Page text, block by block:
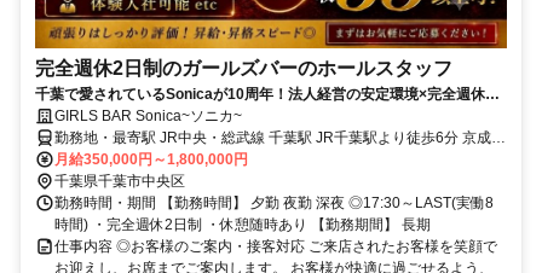
完全週休2日制のガールズバーのホールスタッフ
千葉で愛されているSonicaが10周年！法人経営の安定環境×完全週休2
日制で仕事ができるホールスタッフ！
GIRLS BAR Sonica~ソニカ~
勤務地・最寄駅 JR中央・総武線 千葉駅 JR千葉駅より徒歩6分 京成千
葉線 千葉中央駅 京成千葉中央駅より徒歩3分 JR中央・総武線 津田沼
駅 電車で10分 千葉市エリアを中心に各沿線より通ってきているスタ
ッフが多数 現在いるスタッフは千葉市、幕張、稲毛、津田沼、船橋
蘇我、市原、姉ヶ崎、都賀、四街道、成田など様々。
月給350,000円～1,800,000円
千葉県千葉市中央区
勤務時間・期間 【勤務時間】 夕勤 夜勤 深夜 ◎17:30～LAST(実働8
時間) ・完全週休2日制 ・休憩随時あり 【勤務期間】 長期
仕事内容 ◎お客様のご案内・接客対応 ご来店されたお客様を笑顔で
お迎えし、お席までご案内します。 お客様が快適に過ごせるよう、